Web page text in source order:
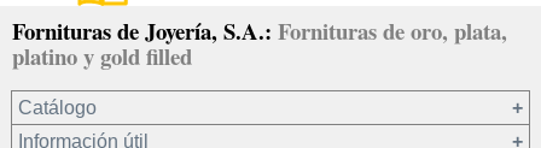
Fornituras de Joyería, S.A.: Fornituras de oro, plata,
platino y gold filled
Catálogo
Información útil